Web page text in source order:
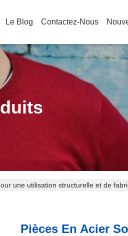
Le Blog Contactez-Nous
une utilisation structurelle et de
Pièces En Acier